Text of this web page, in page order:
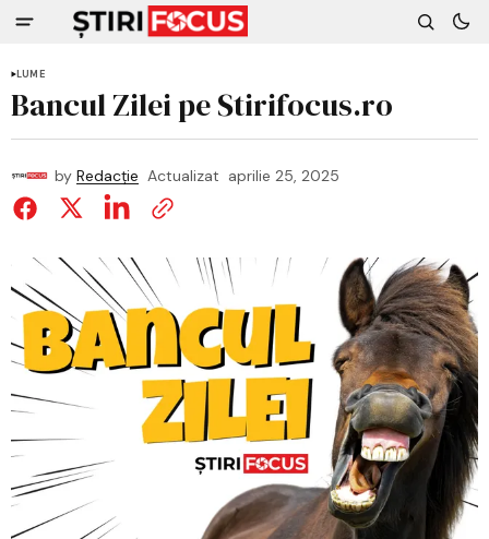
LUME
Bancul Zilei pe Stirifocus.ro
by Redacție Actualizat aprilie 25, 2025